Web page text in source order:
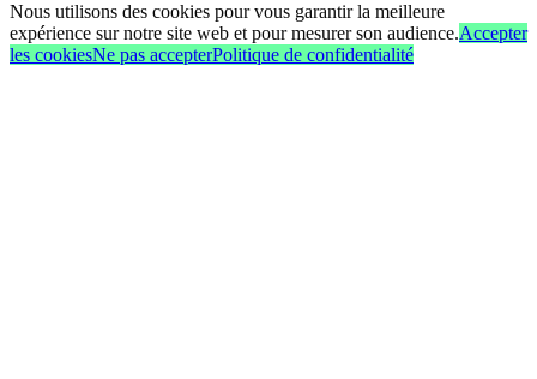
Nous utilisons des cookies pour vous garantir la meilleure
expérience sur notre site web et pour mesurer son audience.Accepter
les cookiesNe pas accepterPolitique de confidentialité